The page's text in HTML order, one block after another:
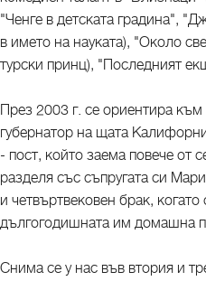
"Ченге в детската градина",
в името на науката), "Около
турски принц), "Последният
През 2003 г. се ориентира
губернатор на щата
- пост, който заема повече от
разделя със съпругата си
и четвъртвековен брак,
дългогодишната им домашна
Снима се у нас във втория и